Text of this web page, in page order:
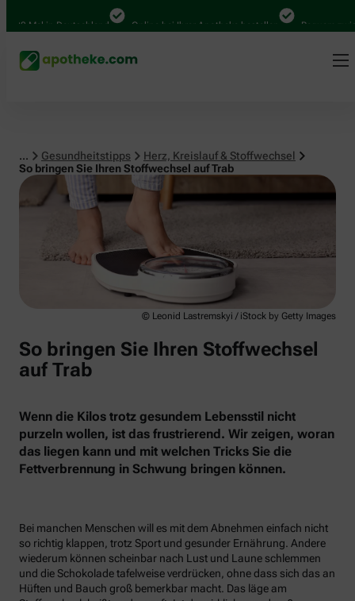
Mal in Deutschland Online bei Ihrer Apotheke bestellen Bequem
... Gesundheitstipps
Herz, Kreislauf & Stoffwechsel
So bringen Sie Ihren Stoffwechsel auf Trab
Herz, Kreislauf & Stoffwechsel
© Leonid Lastremskyi / iStock by Getty Images
So bringen Sie Ihren Stoffwechsel
auf Trab
Wenn die Kilos trotz gesundem Lebensstil nicht
purzeln wollen, ist das frustrierend. Wir zeigen, woran
das liegen kann und mit welchen Tricks Sie die
Fettverbrennung in Schwung bringen können.
Bei manchen Menschen will es mit dem Abnehmen einfach nicht
so richtig klappen, trotz Sport und gesunder Ernährung. Andere
wiederum können scheinbar nach Lust und Laune schlemmen
und die Schokolade tafelweise verdrücken, ohne dass sich das an
Hüften und Bauch groß bemerkbar macht. Das läge am